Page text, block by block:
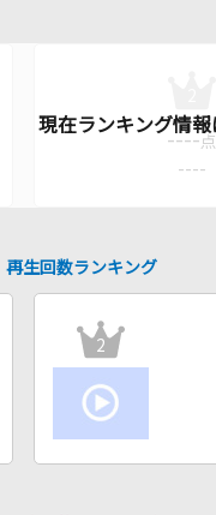
---- 点
----
再生回数ランキング
2